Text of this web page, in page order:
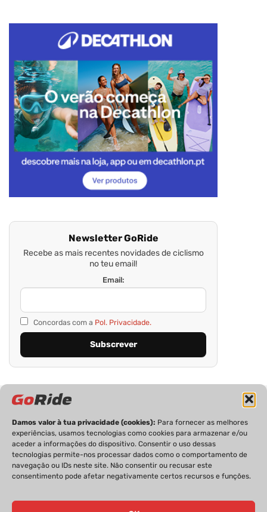
Damos valor à tua privacidade (cookies): Para fornecer as melhores
experiências, usamos tecnologias como cookies para armazenar e/ou
aceder a informações do dispositivo. Consentir o uso dessas
tecnologias permite-nos processar dados como o comportamento de
navegação ou IDs neste site. Não consentir ou recusar este
consentimento pode afetar negativamente certos recursos e funções.
Newsletter GoRide
Recebe as mais recentes novidades de ciclismo
no teu email!
Email:
Concordas com a Pol. Privacidade.
PRIVACIDADE FICHA TÉCNICA
ESTATUTO EDITORIAL
POLÍTICA DE COOKIES
CONTACTOS